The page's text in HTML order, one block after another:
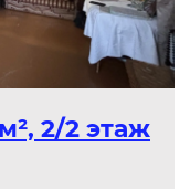
2/2 этаж